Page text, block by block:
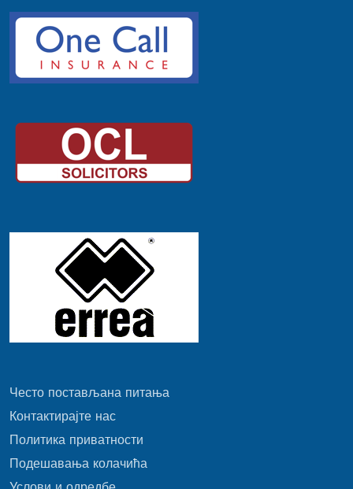
Често постављана питања
Контактирајте нас
Политика приватности
Подешавања колачића